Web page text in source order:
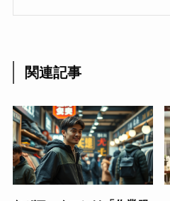
関連記事